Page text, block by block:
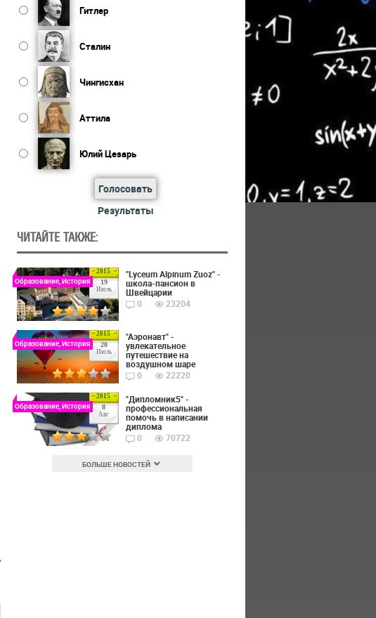
Гитлер
Сталин
Чингисхан
Аттила
Юлий Цезарь
Голосовать
Результаты
ЧИТАЙТЕ ТАКЖЕ:
2015
19
Июль
Образование, История
"Lyceum Alpinum Zuoz" -
школа-пансион в
Швейцарии
0
23204
2015
20
Июль
Образование, История
"Аэронавт" -
увлекательное
путешествие на
воздушном шаре
0
22220
2015
8
Авг
Образование, История
"Дипломник5" -
профессиональная
помочь в написании
диплома
0
70722
БОЛЬШЕ НОВОСТЕЙ